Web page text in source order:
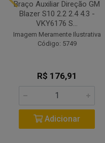
Braço Auxiliar Direção GM
Blazer S10 2.2 2.4 4.3 -
VKY6176 S...
Imagem Meramente Ilustrativa
Código: 5749
R$ 176,91
Adicionar